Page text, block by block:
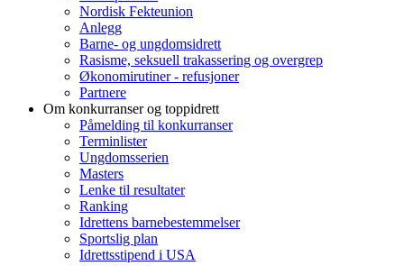
Nordisk Fekteunion
Anlegg
Barne- og ungdomsidrett
Rasisme, seksuell trakassering og overgrep
Økonomirutiner - refusjoner
Partnere
Om konkurranser og toppidrett
Påmelding til konkurranser
Terminlister
Ungdomsserien
Masters
Lenke til resultater
Ranking
Idrettens barnebestemmelser
Sportslig plan
Idrettsstipend i USA